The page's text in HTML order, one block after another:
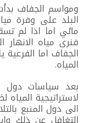
ومواسم الجفاف
البلد على وفرة
مائي اما اذا لم
فنرى مياه
الجفاف اما
المياه.
بعد سياسات دول
لاستراتيجية
الى دول المنبع